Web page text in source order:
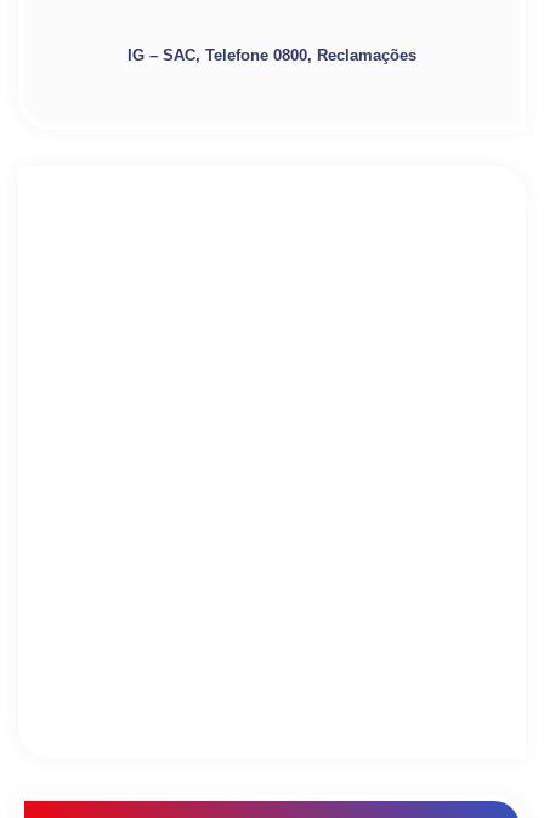
IG – SAC, Telefone 0800, Reclamações